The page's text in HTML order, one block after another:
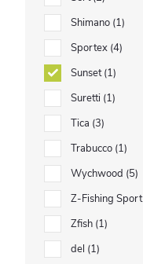
Shimano 1
Sportex 4
Sunset 1
Suretti 1
Tica 3
Trabucco 1
Wychwood 5
Z-Fishing Sport
Zfish 1
del 1